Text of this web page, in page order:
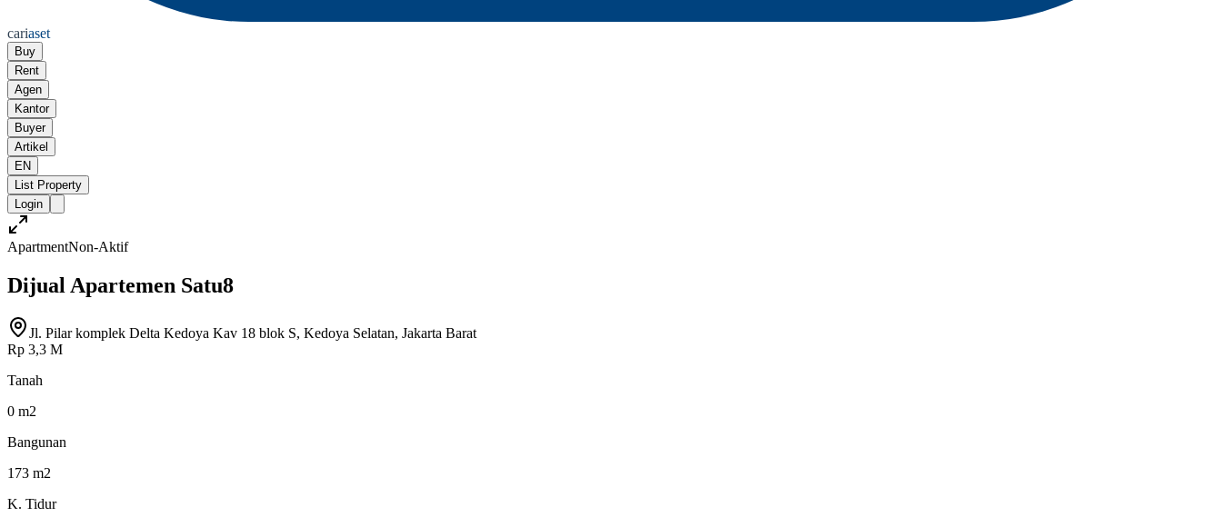
cariaset
Buy
Rent
Agen
Kantor
Buyer
Artikel
EN
List Property
Login
ApartmentNon-Aktif
Dijual Apartemen Satu8
Jl. Pilar komplek Delta Kedoya Kav 18 blok S, Kedoya Selatan, Jakarta Barat
Rp 3,3 M
Tanah
0 m2
Bangunan
173 m2
K. Tidur